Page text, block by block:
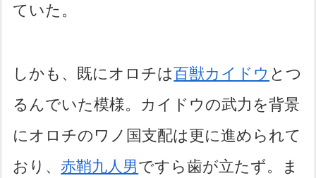
ていた。
しかも、既にオロチは百獣カイドウ とつ
るんでいた模様。カイドウの武力を背景
にオロチのワノ国支配は更に進められて
おり、赤鞘九人男ですら歯が立たず。ま